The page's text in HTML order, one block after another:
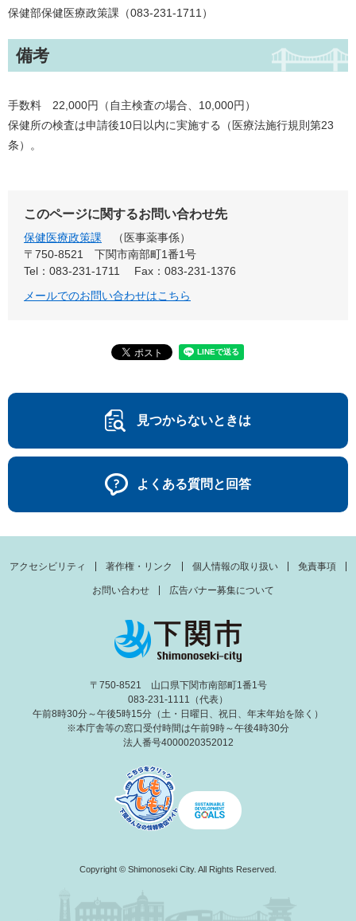
保健部保健医療政策課（083-231-1711）
備考
手数料 22,000円（自主検査の場合、10,000円）
保健所の検査は申請後10日以内に実施する（医療法施行規則第23
条）。
このページに関するお問い合わせ先
保健医療政策課
医事薬事係
〒750-8521
下関市南部町1番1号
Tel：083-231-1711
Fax：083-231-1376
メールでのお問い合わせはこちら
見つからないときは
よくある質問と回答
アクセシビリティ 著作権・リンク 個人情報の取り扱い 免責事項
お問い合わせ 広告バナー募集について
〒750-8521 山口県下関市南部町1番1号
083-231-1111（代表）
午前8時30分～午後5時15分（土・日曜日、祝日、年末年始を除く）
※本庁舎等の窓口受付時間は午前9時～午後4時30分
法人番号4000020352012
Copyright © Shimonoseki City. All Rights Reserved.